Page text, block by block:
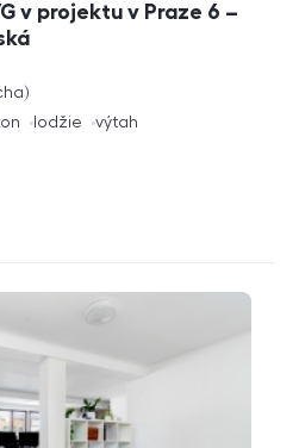
v projektu v Praze 6 –
lodžie výtah